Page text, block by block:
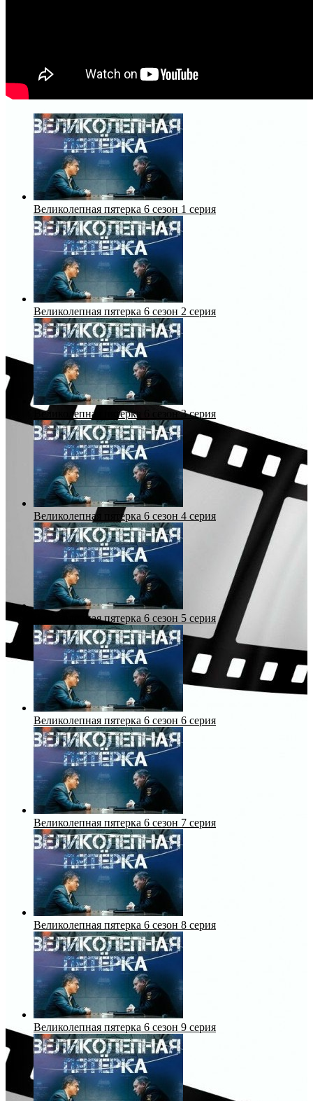
Великолепная пятерка 6 сезон 1 серия
Великолепная пятерка 6 сезон 2 серия
Великолепная пятерка 6 сезон 3 серия
Великолепная пятерка 6 сезон 4 серия
Великолепная пятерка 6 сезон 5 серия
Великолепная пятерка 6 сезон 6 серия
Великолепная пятерка 6 сезон 7 серия
Великолепная пятерка 6 сезон 8 серия
Великолепная пятерка 6 сезон 9 серия